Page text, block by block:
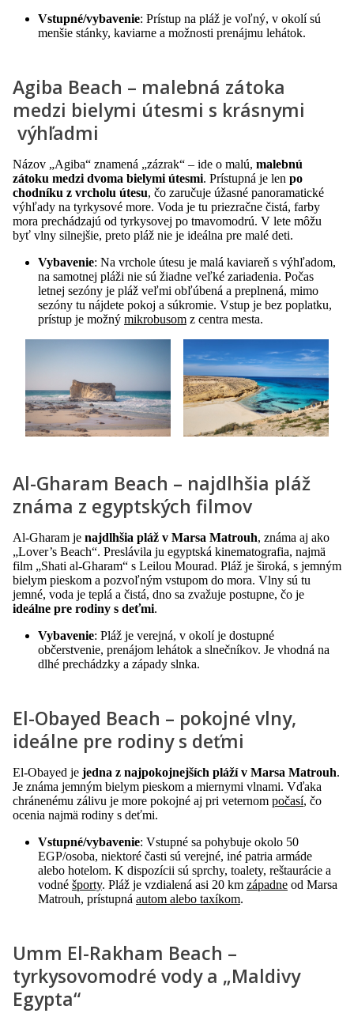
Vstupné/vybavenie: Prístup na pláž je voľný, v okolí sú
menšie stánky, kaviarne a možnosti prenájmu lehátok.
Agiba Beach – malebná zátoka
medzi bielymi útesmi s krásnymi
výhľadmi
Názov „Agiba“ znamená „zázrak“ – ide o malú, malebnú
zátoku medzi dvoma bielymi útesmi. Prístupná je len po
chodníku z vrcholu útesu, čo zaručuje úžasné panoramatické
výhľady na tyrkysové more. Voda je tu priezračne čistá, farby
mora prechádzajú od tyrkysovej po tmavomodrú. V lete môžu
byť vlny silnejšie, preto pláž nie je ideálna pre malé deti.
Vybavenie: Na vrchole útesu je malá kaviareň s výhľadom,
na samotnej pláži nie sú žiadne veľké zariadenia. Počas
letnej sezóny je pláž veľmi obľúbená a preplnená, mimo
sezóny tu nájdete pokoj a súkromie. Vstup je bez poplatku,
prístup je možný mikrobusom z centra mesta.
Al-Gharam Beach – najdlhšia pláž
známa z egyptských filmov
Al-Gharam je najdlhšia pláž v Marsa Matrouh, známa aj ako
„Lover’s Beach“. Preslávila ju egyptská kinematografia, najmä
film „Shati al-Gharam“ s Leilou Mourad. Pláž je široká, s jemným
bielym pieskom a pozvoľným vstupom do mora. Vlny sú tu
jemné, voda je teplá a čistá, dno sa zvažuje postupne, čo je
ideálne pre rodiny s deťmi.
Vybavenie: Pláž je verejná, v okolí je dostupné
občerstvenie, prenájom lehátok a slnečníkov. Je vhodná na
dlhé prechádzky a západy slnka.
El-Obayed Beach – pokojné vlny,
ideálne pre rodiny s deťmi
El-Obayed je jedna z najpokojnejších pláží v Marsa Matrouh.
Je známa jemným bielym pieskom a miernymi vlnami. Vďaka
chránenému zálivu je more pokojné aj pri veternom počasí, čo
ocenia najmä rodiny s deťmi.
Vstupné/vybavenie: Vstupné sa pohybuje okolo 50
EGP/osoba, niektoré časti sú verejné, iné patria armáde
alebo hotelom. K dispozícii sú sprchy, toalety, reštaurácie a
vodné športy. Pláž je vzdialená asi 20 km západne od Marsa
Matrouh, prístupná autom alebo taxíkom.
Umm El-Rakham Beach –
tyrkysovomodré vody a „Maldivy
Egypta“